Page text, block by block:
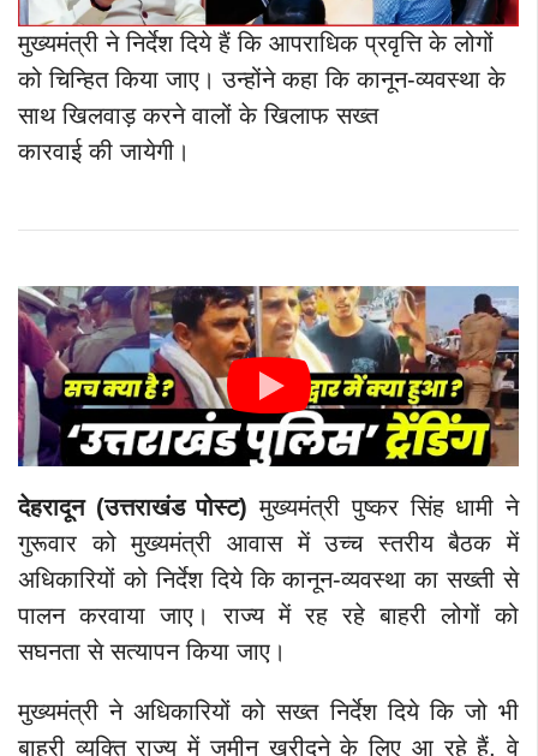
मुख्यमंत्री ने निर्देश दिये हैं कि आपराधिक प्रवृत्ति के लोगों
को चिन्हित किया जाए। उन्होंने कहा कि कानून-व्यवस्था के
साथ खिलवाड़ करने वालों के खिलाफ सख्त
कारवाई की जायेगी।
देहरादून (उत्तराखंड पोस्ट) मुख्यमंत्री पुष्कर सिंह धामी ने
गुरूवार को मुख्यमंत्री आवास में उच्च स्तरीय बैठक में
अधिकारियों को निर्देश दिये कि कानून-व्यवस्था का सख्ती से
पालन करवाया जाए। राज्य में रह रहे बाहरी लोगों को
सघनता से सत्यापन किया जाए।
मुख्यमंत्री ने अधिकारियों को सख्त निर्देश दिये कि जो भी
बाहरी व्यक्ति राज्य में जमीन खरीदने के लिए आ रहे हैं, वे